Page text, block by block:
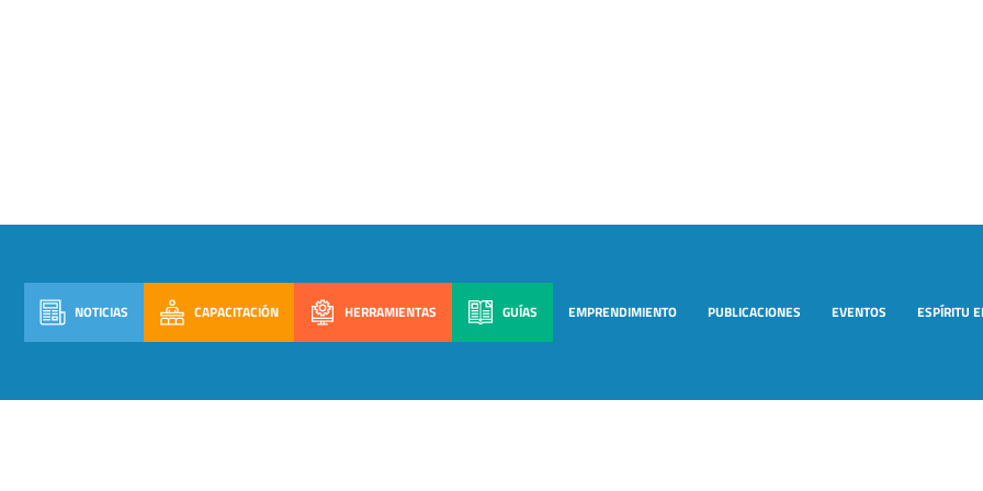
NOTICIAS CAPACITACIÓN HERRAMIENTAS GUÍAS EMPRENDIMIENTO PUBLICACIONES EVENTOS ESPÍRITU